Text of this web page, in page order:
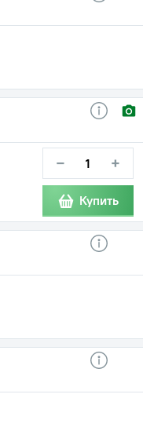
− +
Купить